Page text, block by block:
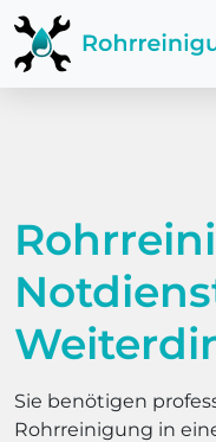
Sie benötigen
Rohrreinigung in